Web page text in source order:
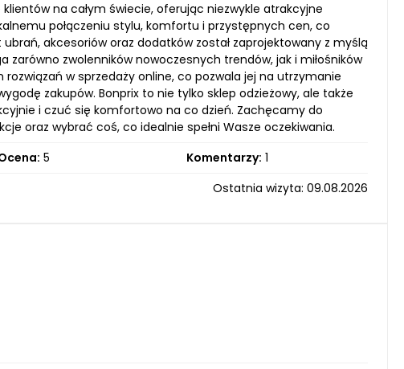
na całym świecie, oferując niezwykle atrakcyjne
połączeniu stylu, komfortu i przystępnych cen, co
akcesoriów oraz dodatków został zaprojektowany z myślą
zwolenników nowoczesnych trendów, jak i miłośników
w sprzedaży online, co pozwala jej na utrzymanie
zakupów. Bonprix to nie tylko sklep odzieżowy, ale także
i czuć się komfortowo na co dzień. Zachęcamy do
oraz wybrać coś, co idealnie spełni Wasze oczekiwania.
5 Komentarzy: 1
Ostatnia wizyta: 09.08.2026